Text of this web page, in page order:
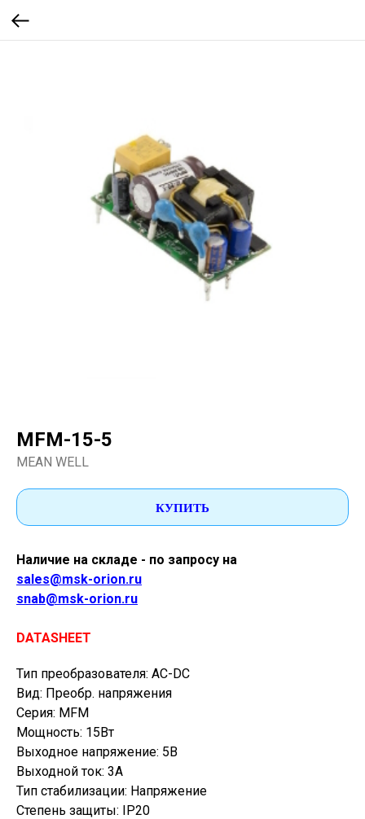
MFM-15-5
MEAN WELL
КУПИТЬ
Наличие на складе - по запросу на
sales@msk-orion.ru
snab@msk-orion.ru
DATASHEET
Тип преобразователя: AC-DC
Вид: Преобр. напряжения
Серия: MFM
Мощность: 15Вт
Выходное напряжение: 5В
Выходной ток: 3А
Тип стабилизации: Напряжение
Степень защиты: IP20